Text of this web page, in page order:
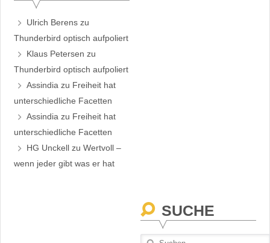
Ulrich Berens zu
Thunderbird optisch aufpoliert
Klaus Petersen zu
Thunderbird optisch aufpoliert
Assindia zu Freiheit hat
unterschiedliche Facetten
Assindia zu Freiheit hat
unterschiedliche Facetten
HG Unckell zuWertvoll –
wenn jeder gibt was er hat
SUCHE